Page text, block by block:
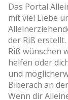
Das Portal
mit viel Liebe
der Riß
Riß wünschen
helfen oder
und
Biberach an
Wenn dir